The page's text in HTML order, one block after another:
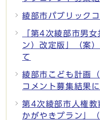
綾部市パブリック
「第4次綾部市男
ン）改定版」（案
て
綾部市こども計画
コメント募集結果
第4次綾部市人権教
かがやきプラン」